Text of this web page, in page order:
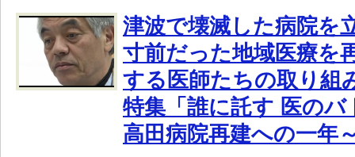
津波で壊滅した病院を
寸前だった地域医療を
する医師たちの取り組
特集「誰に託す 医のバ
高田病院再建への一年